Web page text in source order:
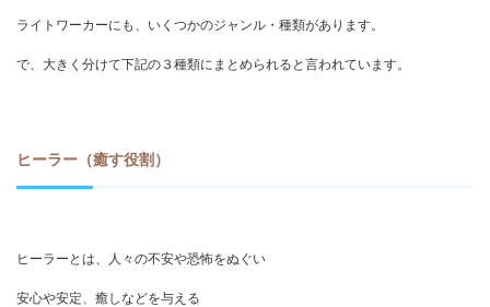
ライトワーカーにも、いくつかのジャンル・種類があります。
で、大きく分けて下記の３種類にまとめられると言われています。
ヒーラー（癒す役割）
ヒーラーとは、人々の不安や恐怖をぬぐい
安心や安定、癒しなどを与える